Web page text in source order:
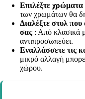
Επιλέξτε χρώματα
των χρωμάτων θα
Διαλέξτε στυλ που
σας : Από κλασικά
αντιπροσωπεύει.
Εναλλάσσετε τις
μικρό αλλαγή
χώρου.